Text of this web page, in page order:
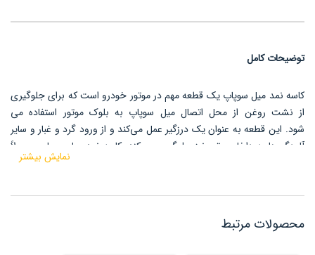
توضیحات کامل
کاسه نمد میل سوپاپ یک قطعه مهم در موتور خودرو است که برای جلوگیری
از نشت روغن از محل اتصال میل سوپاپ به بلوک موتور استفاده می
شود. این قطعه به عنوان یک درزگیر عمل می‌کند و از ورود گرد و غبار و سایر
آلودگی‌ها به داخل موتور نیز جلوگیری می‌کند. کاسه نمد میل سوپاپ معمولاً
از جنس لاستیک یا مواد مشابه ساخته شده و در پشت تسمه تایم، در کنار
نمایش بیشتر
محصولات مرتبط